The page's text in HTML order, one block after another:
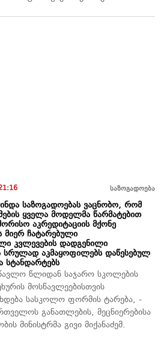
საზოგადოება
საზოგადოებას ვაცნობო, რომ
ყველა მოდელმა წარმატებით
აკრედიტაციის მქონე
ჩატარებული
კვლევების დადგენილი
სრულად აკმაყოფილებს დაწესებულ
სტანდარტებს
წლიდან საჯარო სკოლების
მოსწავლეებისთვის
სასკოლო ფორმის ტარება, -
განათლების, მეცნიერებისა
მინისტრმა გივი მიქანაძემ.